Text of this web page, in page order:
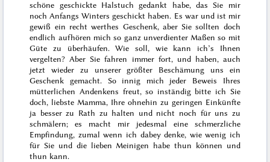
schöne geschickte Halstuch gedankt habe, das Sie mir
nochAnfangs Winters geschickt haben. Es war und ist mir
gewiß ein recht werthes Geschenk, aber Sie sollten doch
endlich aufhören mich so ganz unverdienter Maßen so mit
Güte zu überhäufen. Wie soll, wie kann ich’s Ihnen
vergelten? Aber Sie fahren immer fort, und haben, auch
jetzt wieder zu unserer größter Beschämung uns ein
Geschenk gemacht. So innig mich jeder Beweis Ihres
mütterlichen Andenkens freut, so inständig bitte ich Sie
doch, liebste Mamma, Ihre ohnehin zu geringen Einkünfte
ja besser zu Rath zu halten und nicht noch für uns zu
schmälern; es macht mir jedesmal eine schmerzliche
Empfindung, zumal wenn ich dabey denke, wie wenig ich
für Sie und die lieben Meinigen habe thun können und
thun kann.